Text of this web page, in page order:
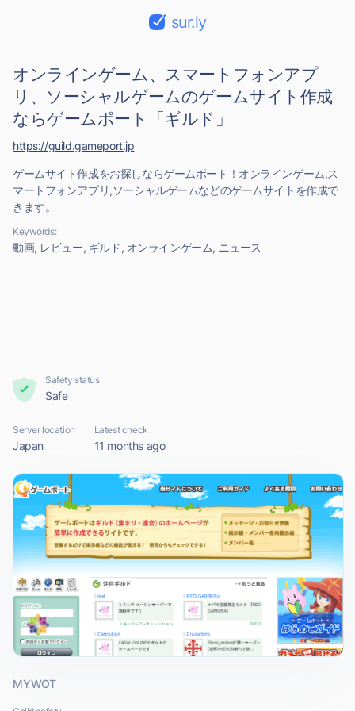
sur.ly
オンラインゲーム、スマートフォンアプ
リ、ソーシャルゲームのゲームサイト作成
ならゲームポート「ギルド」
ゲームサイト作成をお探しならゲームポート！オンラインゲーム,ス
マートフォンアプリ,ソーシャルゲームなどのゲームサイトを作成で
きます。
Keywords:
動画, レビュー, ギルド, オンラインゲーム, ニュース
https://guild.gameport.jp
Safety status
Safe
Server location
Japan
Latest check
11 months ago
MYWOT